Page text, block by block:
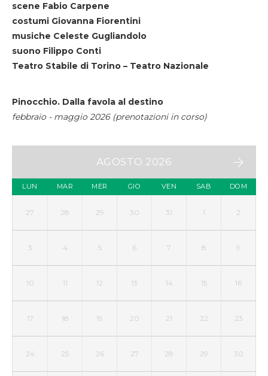
scene Fabio Carpene
costumi Giovanna Fiorentini
musiche Celeste Gugliandolo
suono Filippo Conti
Teatro Stabile di Torino – Teatro Nazionale
Pinocchio. Dalla favola al destino
febbraio - maggio 2026 (prenotazioni in corso)
AGOSTO 2026
LUN MAR MER GIO VEN SAB DOM
27 28 29 30 31 1 2
3 4 5 6 7 8 9
10 11 12 13 14 15 16
17 18 19 20 21 22 23
24 25 26 27 28 29 30